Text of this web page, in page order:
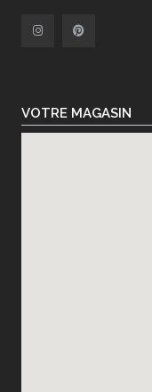
VOTRE MAGASIN